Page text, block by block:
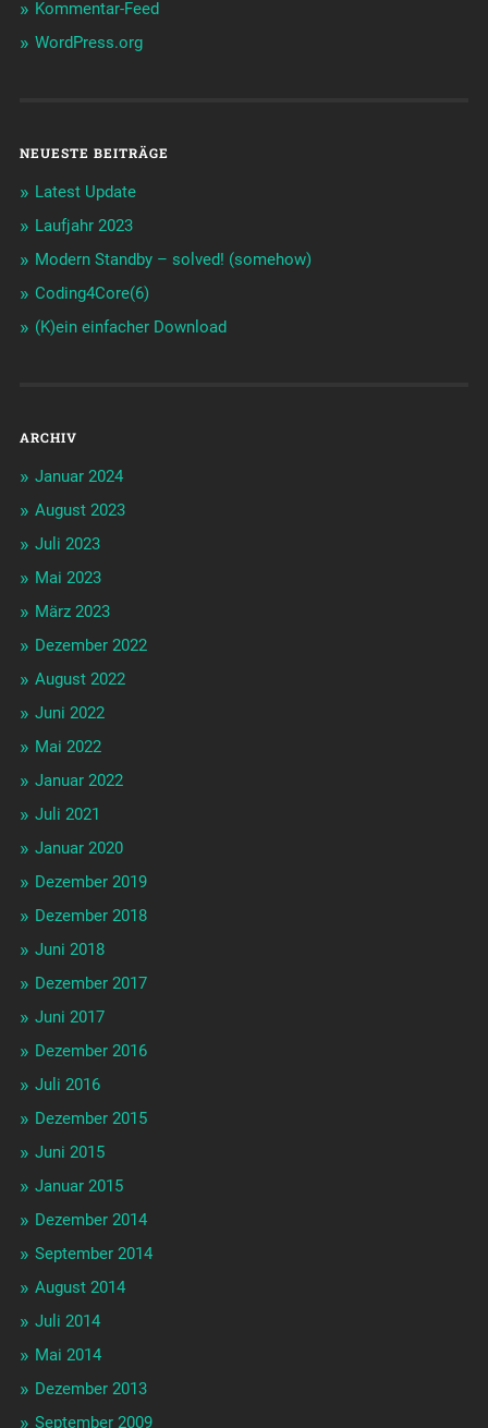
Kommentar-Feed
WordPress.org
NEUESTE BEITRÄGE
Latest Update
Laufjahr 2023
Modern Standby – solved! (somehow)
Coding4Core(6)
(K)ein einfacher Download
ARCHIV
Januar 2024
August 2023
Juli 2023
Mai 2023
März 2023
Dezember 2022
August 2022
Juni 2022
Mai 2022
Januar 2022
Juli 2021
Januar 2020
Dezember 2019
Dezember 2018
Juni 2018
Dezember 2017
Juni 2017
Dezember 2016
Juli 2016
Dezember 2015
Juni 2015
Januar 2015
Dezember 2014
September 2014
August 2014
Juli 2014
Mai 2014
Dezember 2013
September 2009